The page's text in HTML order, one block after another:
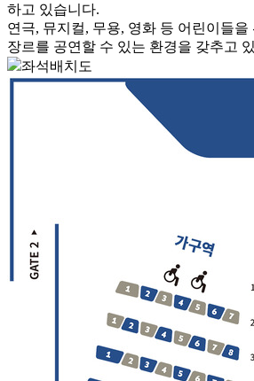
하고 있습니다.
연극, 뮤지컬, 무용, 영화 등 어린이들을
장르를 공연 할 수 있는 환경을 갖추고
좌석배치도